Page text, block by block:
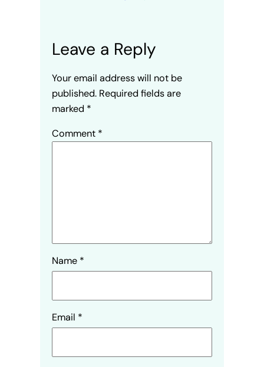
Leave a Reply
Your email address will not be
published. Required fields are
marked *
Comment *
Name *
Email *